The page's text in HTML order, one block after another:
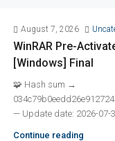
August 7, 2026
WinRAR Pre-
[Windows] Final
🧩 Hash sum →
— Update date: 2026-07-
Continue reading